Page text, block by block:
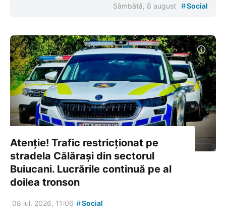
Sâmbătă, 8 august #Social
Atenție! Trafic restricționat pe
stradela Călărași din sectorul
Buiucani. Lucrările continuă pe al
doilea tronson
08 iul. 2026, 11:06 #Social